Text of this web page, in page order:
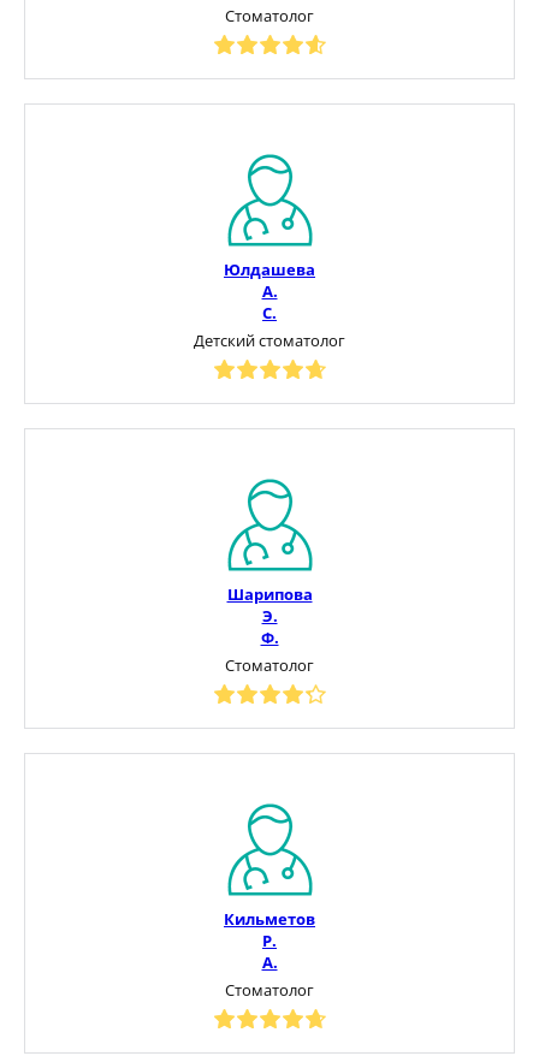
Стоматолог
Юлдашева
А.
С.
Детский стоматолог
Шарипова
Э.
Ф.
Стоматолог
Кильметов
Р.
А.
Стоматолог